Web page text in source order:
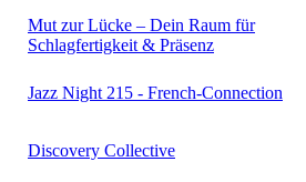
Mut zur Lücke – Dein Raum für
Schlagfertigkeit & Präsenz
Jazz Night 215 - French-Connection
Discovery Collective